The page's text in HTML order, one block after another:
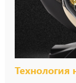
Технология